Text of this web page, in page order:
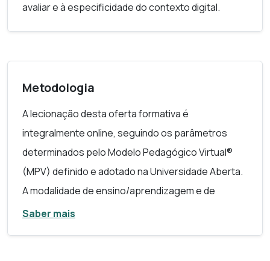
avaliar e à especificidade do contexto digital.
Metodologia
A lecionação desta oferta formativa é
integralmente online, seguindo os parâmetros
determinados pelo Modelo Pedagógico Virtual®
(MPV) definido e adotado na Universidade Aberta.
A modalidade de ensino/aprendizagem e de
avaliação baseia-se num ambiente de turma virtual,
Saber mais